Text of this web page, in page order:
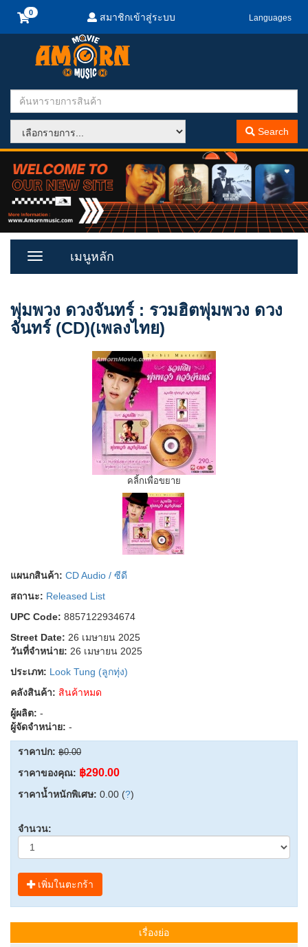
สมาชิกเข้าสู่ระบบ Languages
Search
Toggle
เมนูหลัก
พุ่มพวง ดวงจันทร์ : รวมฮิตพุ่มพวง ดวง
จันทร์ (CD)(เพลงไทย)
คลิ้กเพื่อขยาย
แผนกสินค้า: CD Audio / ซีดี
สถานะ: Released List
UPC Code: 8857122934674
Street Date: 26 เมษายน 2025
วันที่จำหน่าย: 26 เมษายน 2025
ประเภท: Look Tung (ลูกทุ่ง)
คลังสินค้า: สินค้าหมด
ผู้ผลิต: -
ผู้จัดจำหน่าย: -
ราคาปก: ฿0.00
ราคาของคุณ: ฿290.00
ราคาน้ำหนักพิเศษ: 0.00 (?)
จำนวน:
เพิ่มในตะกร้า
เรื่องย่อ